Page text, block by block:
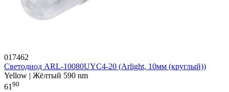
017462
Светодиод ARL-10080UYC4-20 (Arlight, 10мм (круглый))
Yellow | Жёлтый 590 nm
6190